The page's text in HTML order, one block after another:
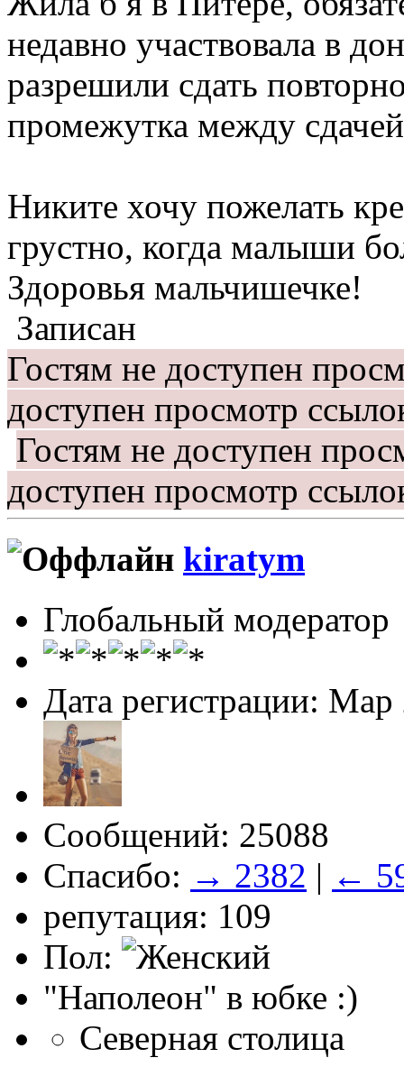
недавно участвовала в
разрешили сдать
промежутка между
Никите хочу пожелать
грустно, когда малыши
Здоровья мальчишечке!
Записан
Гостям не доступен
доступен просмотр
Гостям не доступен
доступен просмотр
kiratym
Глобальный модератор
Дата регистрации: Мар
Сообщений: 25088
Спасибо: → 2382 | ←
репутация: 109
Пол:
"Наполеон" в юбке :)
Северная столица